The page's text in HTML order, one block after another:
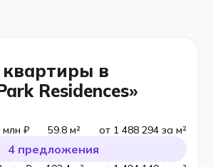
в
Residences»
59.8 м²
млн ₽ от 1 488 294 за м²
4 предложения